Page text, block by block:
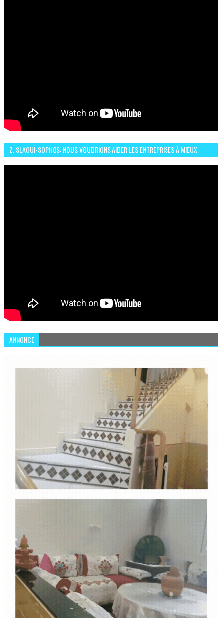
Z. SLAOUI-SOPHOS: NOUS VOUDRIONS AIDER LES ENTREPRISES À MIEUX
ANNONCE